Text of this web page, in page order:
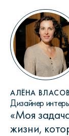
АЛЁНА
Дизайнер
«Моя
жизни,